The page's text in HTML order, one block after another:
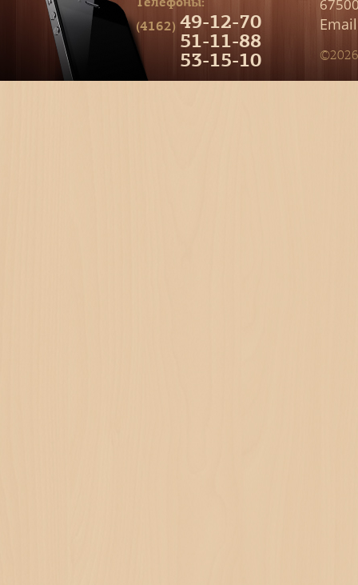
(4162) 49-12-70
51-11-88
53-15-10